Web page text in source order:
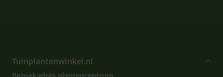
Tuinplantenwinkel.nl